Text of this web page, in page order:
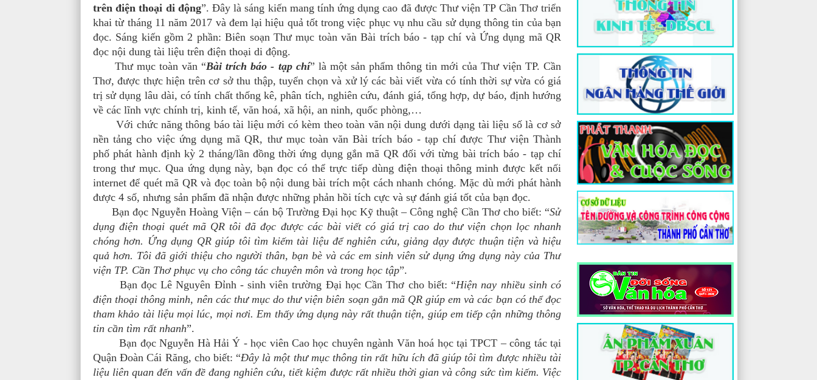
trên điện thoại di động”. Đây là sáng kiến mang tính ứng dụng cao đã được Thư viện TP Cần Thơ triển
khai từ tháng 11 năm 2017 và đem lại hiệu quả tốt trong việc phục vụ nhu cầu sử dụng thông tin của bạn
đọc. Sáng kiến gồm 2 phần: Biên soạn Thư mục toàn văn Bài trích báo - tạp chí và Ứng dụng mã QR
đọc nội dung tài liệu trên điện thoại di động.
Thư mục toàn văn “Bài trích báo - tạp chí” là một sản phẩm thông tin mới của Thư viện TP. Cần
Thơ, được thực hiện trên cơ sở thu thập, tuyển chọn và xử lý các bài viết vừa có tính thời sự vừa có giá
trị sử dụng lâu dài, có tính chất thống kê, phân tích, nghiên cứu, đánh giá, tổng hợp, dự báo, định hướng
về các lĩnh vực chính trị, kinh tế, văn hoá, xã hội, an ninh, quốc phòng,…
Với chức năng thông báo tài liệu mới có kèm theo toàn văn nội dung dưới dạng tài liệu số là cơ sở
nền tảng cho việc ứng dụng mã QR, thư mục toàn văn Bài trích báo - tạp chí được Thư viện Thành
phố phát hành định kỳ 2 tháng/lần đồng thời ứng dụng gắn mã QR đối với từng bài trích báo - tạp chí
trong thư mục. Qua ứng dụng này, bạn đọc có thể trực tiếp dùng điện thoại thông minh được kết nối
internet để quét mã QR và đọc toàn bộ nội dung bài trích một cách nhanh chóng. Mặc dù mới phát hành
được 4 số, nhưng sản phẩm đã nhận được những phản hồi tích cực và sự đánh giá tốt của bạn đọc.
Bạn đọc Nguyễn Hoàng Viện – cán bộ Trường Đại học Kỹ thuật – Công nghệ Cần Thơ cho biết: “Sử
dụng điện thoại quét mã QR tôi đã đọc được các bài viết có giá trị cao do thư viện chọn lọc nhanh
chóng hơn. Ứng dụng QR giúp tôi tìm kiếm tài liệu để nghiên cứu, giảng dạy được thuận tiện và hiệu
quả hơn. Tôi đã giới thiệu cho người thân, bạn bè và các em sinh viên sử dụng ứng dụng này của Thư
viện TP. Cần Thơ phục vụ cho công tác chuyên môn và trong học tập”.
Bạn đọc Lê Nguyên Đỉnh - sinh viên trường Đại học Cần Thơ cho biết: “Hiện nay nhiều sinh có
điện thoại thông minh, nên các thư mục do thư viện biên soạn gắn mã QR giúp em và các bạn có thể đọc
tham khảo tài liệu mọi lúc, mọi nơi. Em thấy ứng dụng này rất thuận tiện, giúp em tiếp cận những thông
tin cần tìm rất nhanh”.
Bạn đọc Nguyễn Hà Hải Ý - học viên Cao học chuyên ngành Văn hoá học tại TPCT – công tác tại
Quận Đoàn Cái Răng, cho biết: “Đây là một thư mục thông tin rất hữu ích đã giúp tôi tìm được nhiều tài
liệu liên quan đến vấn đề đang nghiên cứu, tiết kiệm được rất nhiều thời gian và công sức tìm kiếm. Việc